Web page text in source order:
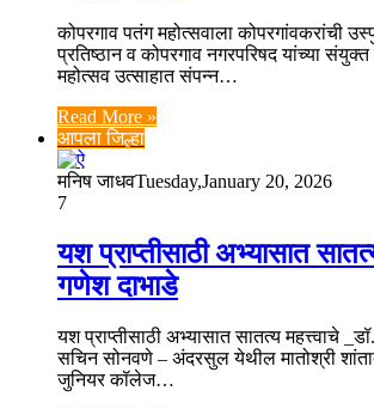
कोपरगाव पतंग महोत्सवाला कोपरगांवकरांची
प्रतिष्ठान व कोपरगाव नगरपरिषद यांच्या संयुक्त
महोत्सव उत्साहात संपन्न…
Read More »
आपला जिल्हा
मनिष जाधवTuesday,January 20, 2026
7
यश प्राप्तीसाठी अभ्यासात
गणेश दाभाडे
यश प्राप्तीसाठी अभ्यासात सातत्य महत्त्वाचे
सचिन सोनवणे – अंदरसुल येथील मातोश्री
जुनियर कॉलेज…